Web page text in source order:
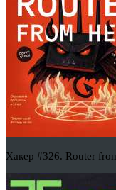
Хакер #326. Router